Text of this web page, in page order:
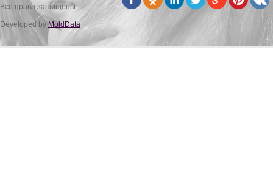
Все права защищены
Developed byMoldData